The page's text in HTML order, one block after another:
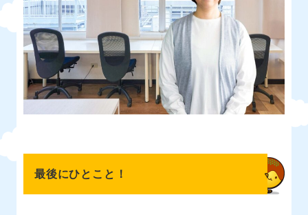
最後にひとこと！